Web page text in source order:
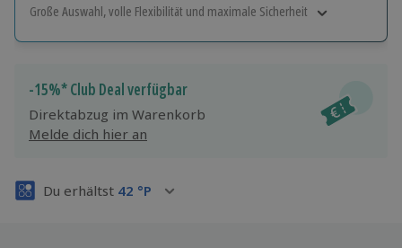
Große Auswahl, volle Flexibilität und maximale Sicherheit
Jeder Gutschein für alle Erlebnisse einlösbar.
Maximale Sicherheit
3 Jahre gültig & verlängerbar.
-15%* Club Deal verfügbar
Direktabzug im Warenkorb
Melde dich hier an
Du erhältst 42 °P